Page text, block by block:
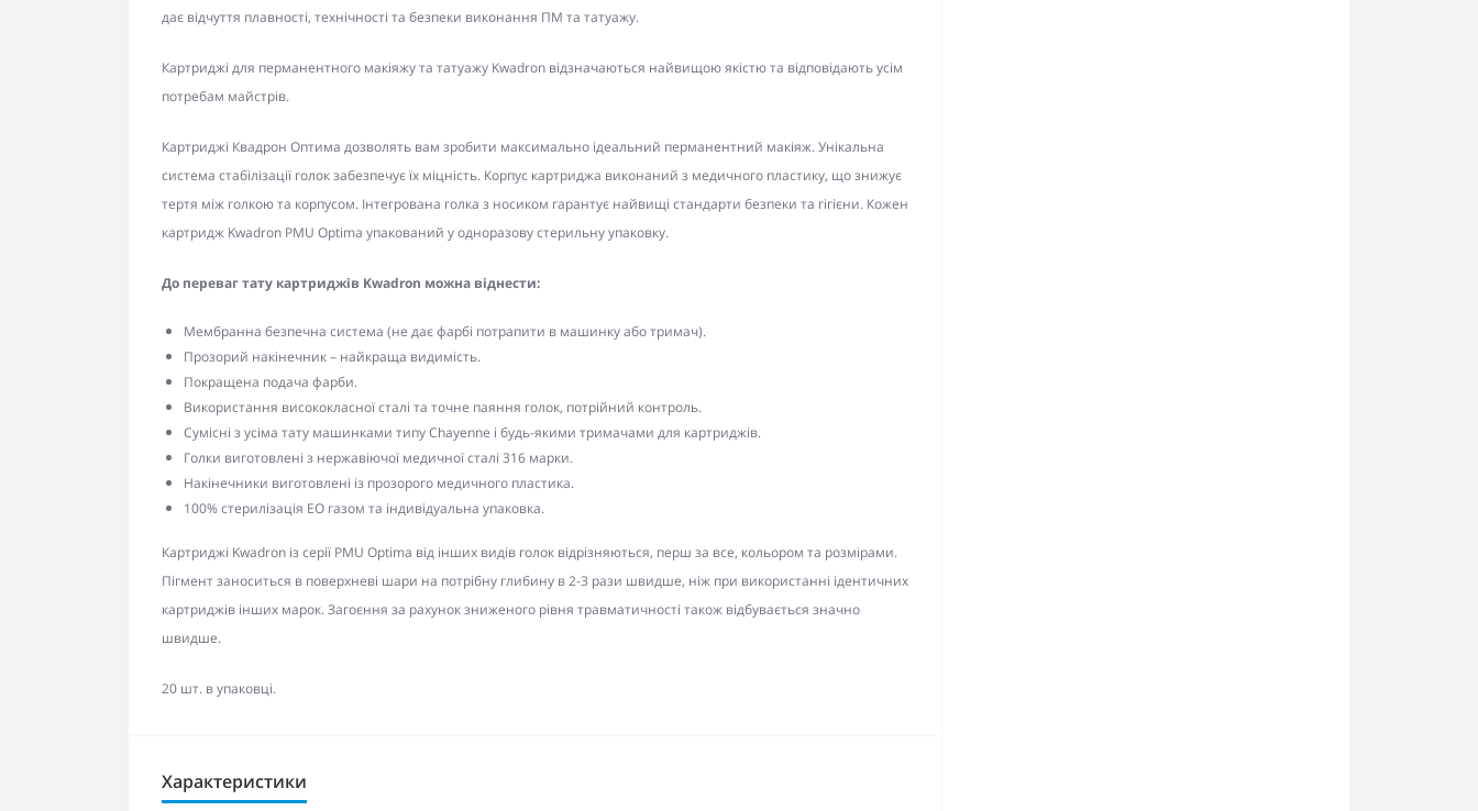
дає відчуття плавності, технічності та безпеки виконання ПМ та татуажу.
Картриджі для перманентного макіяжу та татуажу Kwadron відзначаються найвищою якістю та відповідають усім
потребам майстрів.
Картриджі Квадрон Оптима дозволять вам зробити максимально ідеальний перманентний макіяж. Унікальна
система стабілізації голок забезпечує їх міцність. Корпус картриджа виконаний з медичного пластику, що знижує
тертя між голкою та корпусом. Інтегрована голка з носиком гарантує найвищі стандарти безпеки та гігієни. Кожен
картридж Kwadron PMU Optima упакований у одноразову стерильну упаковку.
До переваг тату картриджів Kwadron можна віднести:
Мембранна безпечна система (не дає фарбі потрапити в машинку або тримач).
Прозорий накінечник – найкраща видимість.
Покращена подача фарби.
Використання висококласної сталі та точне паяння голок, потрійний контроль.
Сумісні з усіма тату машинками типу Chayenne і будь-якими тримачами для картриджів.
Голки виготовлені з нержавіючої медичної сталі 316 марки.
Накінечники виготовлені із прозорого медичного пластика.
100% стерилізація EO газом та індивідуальна упаковка.
Картриджі Kwadron із серії PMU Optima від інших видів голок відрізняються, перш за все, кольором та розмірами.
Пігмент заноситься в поверхневі шари на потрібну глибину в 2-3 рази швидше, ніж при використанні ідентичних
картриджів інших марок. Загоєння за рахунок зниженого рівня травматичності також відбувається значно
швидше.
20 шт. в упаковці.
Характеристики